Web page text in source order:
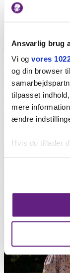
Ansvarlig brug
Vi og vores
og din browser
tilpasset
mere
ændre
Hvis du tillader
Vi bruger
oplysninger om
Seværdigheder
Ta'
Tilføj til favoritter